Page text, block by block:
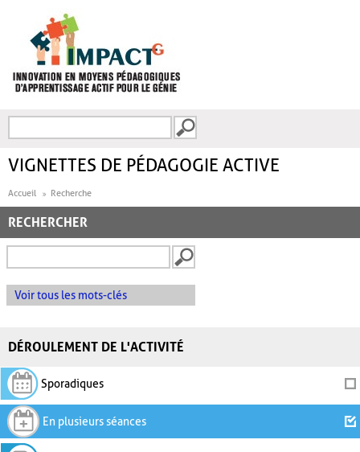
FORMULAIRE DE
VIGNETTES DE PÉDAGOGIE ACTIVE
Accueil Recherche
RECHERCHER
Voir tous les mots-clés
DÉROULEMENT DE L'ACTIVITÉ
Sporadiques
En plusieurs séances